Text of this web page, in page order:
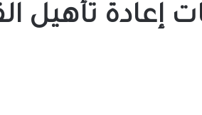
إعادة تأهيل